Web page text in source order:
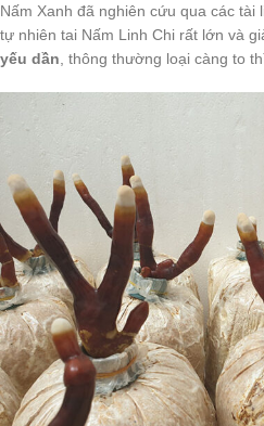
Nấm Xanh đã nghiên cứu qua các tài
tự nhiên tai Nấm Linh Chi rất lớn và
yếu dần , thông thường loại càng to